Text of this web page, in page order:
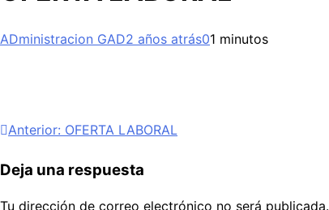
ADministracion GAD2 años atrás01 minutos
Navegación
de
Anterior: OFERTA LABORAL
Deja una respuesta
Tu dirección de correo electrónico no será publicada.